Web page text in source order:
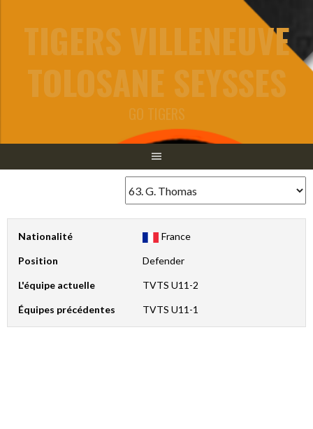
TIGERS VILLENEUVE
TOLOSANE SEYSSES
GO TIGERS
Nationalité France
Position Defender
L'équipe actuelle TVTS U11-2
Équipes précédentes TVTS U11-1